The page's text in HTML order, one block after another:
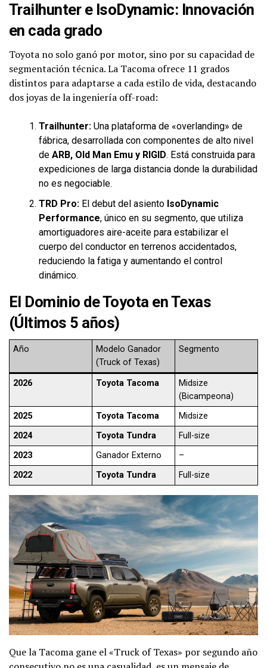
Trailhunter e IsoDynamic: Innovación
en cada grado
Toyota no solo ganó por motor, sino por su capacidad de
segmentación técnica. La Tacoma ofrece 11 grados
distintos para adaptarse a cada estilo de vida, destacando
dos joyas de la ingeniería off-road:
Trailhunter: Una plataforma de «overlanding» de
fábrica, desarrollada con componentes de alto nivel
de ARB, Old Man Emu y RIGID. Está construida para
expediciones de larga distancia donde la durabilidad
no es negociable.
TRD Pro: El debut del asiento IsoDynamic
Performance, único en su segmento, que utiliza
amortiguadores aire-aceite para estabilizar el
cuerpo del conductor en terrenos accidentados,
reduciendo la fatiga y aumentando el control
dinámico.
El Dominio de Toyota en Texas
(Últimos 5 años)
Año
Modelo Ganador
(Truck of Texas)
Segmento
2026 Toyota Tacoma
Midsize
(Bicampeona)
2025
Toyota Tacoma
Midsize
2024
Toyota Tundra
Full-size
2023
Ganador Externo
–
2022
Toyota Tundra Full-size
Que la Tacoma gane el «Truck of Texas» por segundo año